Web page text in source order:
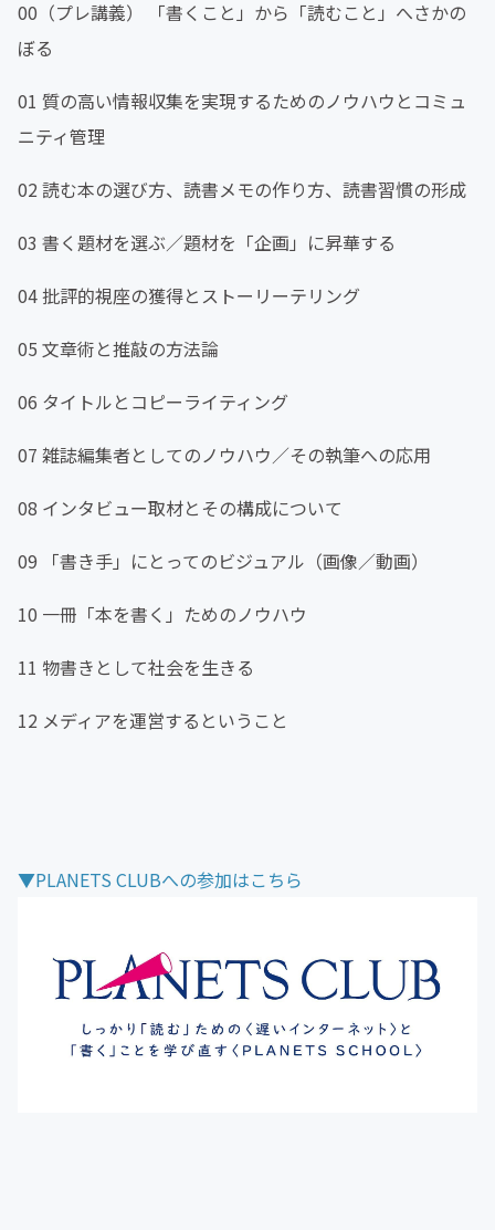
00（プレ講義） 「書くこと」から「読むこと」へさかの
ぼる
01 質の高い情報収集を実現するためのノウハウとコミュ
ニティ管理
02 読む本の選び方、読書メモの作り方、読書習慣の形成
03 書く題材を選ぶ／題材を「企画」に昇華する
04 批評的視座の獲得とストーリーテリング
05 文章術と推敲の方法論
06 タイトルとコピーライティング
07 雑誌編集者としてのノウハウ／その執筆への応用
08 インタビュー取材とその構成について
09 「書き手」にとってのビジュアル（画像／動画）
10 一冊「本を書く」ためのノウハウ
11 物書きとして社会を生きる
12 メディアを運営するということ
▼PLANETS CLUBへの参加はこちら